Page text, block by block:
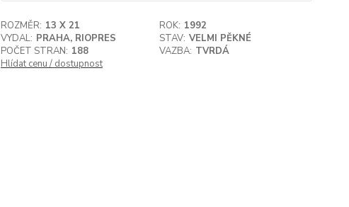
ROZMĚR: 13 X 21 ROK: 1992
VYDAL: PRAHA, RIOPRES STAV: VELMI PĚKNÉ
POČET STRAN: 188 VAZBA: TVRDÁ
Hlídat cenu / dostupnost